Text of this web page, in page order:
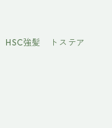
HSC強髪 トステア